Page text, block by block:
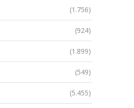
(1.756)
(924)
(1.899)
(549)
(5.455)